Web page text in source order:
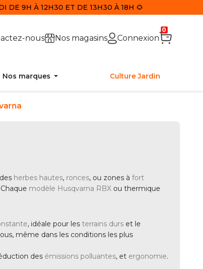
DE 9H À 12H30 ET DE 13H30 À 18H 🌻
nous Nos magasins Connexion
0
Nos marques Culture Jardin
herbes hautes, ronces, ou zones à fort
modèle Husqvarna RBX ou thermique
, idéale pour les terrains durs et le
même dans les conditions les plus
des émissions polluantes, et ergonomie.